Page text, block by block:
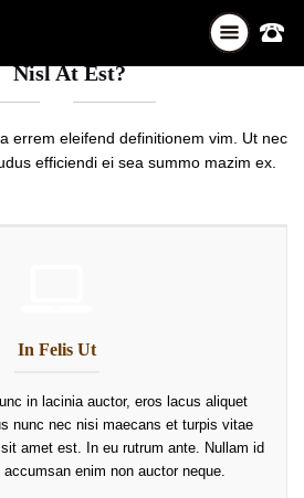
ナ
ビ
シ
ョ
Nisl At Est?
errem eleifend definitionem vim. Ut nec
efficiendi ei sea summo mazim ex.
In Felis Ut
in lacinia auctor, eros lacus aliquet
nunc nec nisi maecans et turpis vitae
amet est. In eu rutrum ante. Nullam id
accumsan enim non auctor neque.